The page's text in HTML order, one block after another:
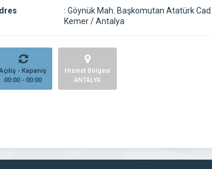
: Göynük Mah. Başkomutan Atatürk
Kemer / Antalya
Açılış - Kapanış
00:00 - 00:00
Hizmet Bölgesi
ANTALYA